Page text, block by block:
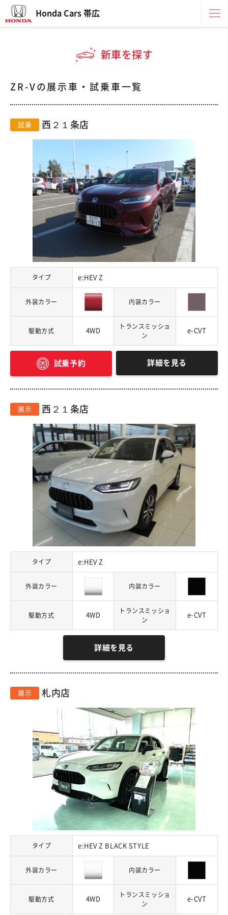
Honda Cars 帯広
新車を探す
ZR-Vの展示車・試乗車一覧
試乗 西２１条店
タイプ e:HEV Z
外装カラー 内装カラー
駆動方式 4WD
トランスミッショ
ン
e-CVT
試乗予約 詳細を見る
展示 西２１条店
タイプ e:HEV Z
外装カラー 内装カラー
駆動方式 4WD
トランスミッショ
ン
e-CVT
詳細を見る
展示 札内店
タイプ e:HEV Z BLACK STYLE
外装カラー 内装カラー
駆動方式 4WD
トランスミッショ
ン
e-CVT